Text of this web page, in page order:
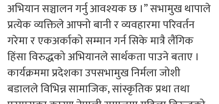
अभियान सञ्चालन गर्नु आवश्यक छ ।” सभामुख थापाले
प्रत्येक व्यक्तिले आफ्नो बानी र व्यवहारमा परिवर्तन
गरेमा र एकअर्काको सम्मान गर्न सिके मात्रै लैंगिक
हिंसा विरुद्धको अभियानले सार्थकता पाउने बताए ।
कार्यक्रममा प्रदेशका उपसभामुख निर्मला जोशी
बडालले विभिन्न सामाजिक, सांस्कृतिक प्रथा तथा